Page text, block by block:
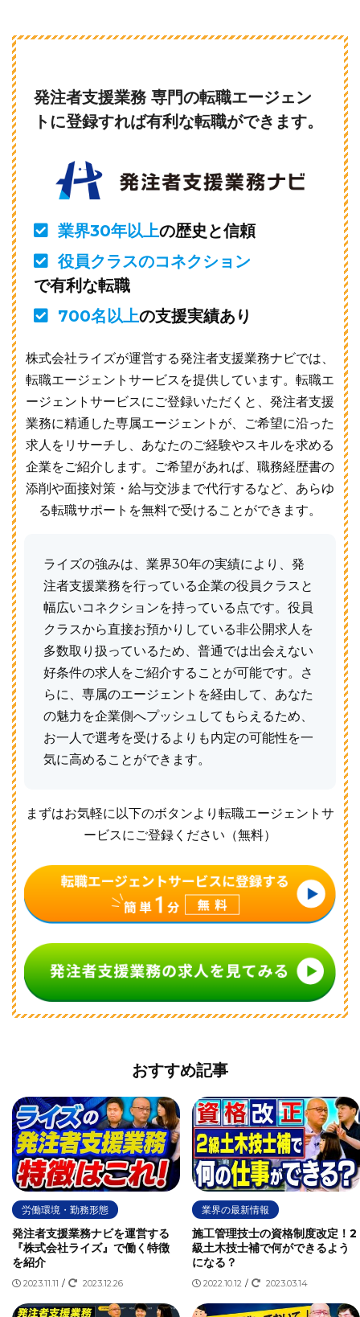
発注者支援業務 専門の転職エージェン
トに登録すれば有利な転職ができます。
業界30年以上の歴史と信頼
役員クラスのコネクション
で有利な転職
700名以上の支援実績あり
株式会社ライズが運営する発注者支援業務ナビでは、
転職エージェントサービスを提供しています。転職エ
ージェントサービスにご登録いただくと、発注者支援
業務に精通した専属エージェントが、ご希望に沿った
求人をリサーチし、あなたのご経験やスキルを求める
企業をご紹介します。ご希望があれば、職務経歴書の
添削や面接対策・給与交渉まで代行するなど、あらゆ
る転職サポートを無料で受けることができます。
ライズの強みは、業界30年の実績により、発
注者支援業務を行っている企業の役員クラスと
幅広いコネクションを持っている点です。役員
クラスから直接お預かりしている非公開求人を
多数取り扱っているため、普通では出会えない
好条件の求人をご紹介することが可能です。さ
らに、専属のエージェントを経由して、あなた
の魅力を企業側へプッシュしてもらえるため、
お一人で選考を受けるよりも内定の可能性を一
気に高めることができます。
まずはお気軽に以下のボタンより転職エージェントサ
ービスにご登録ください（無料）
おすすめ記事
労働環境・勤務形態
発注者支援業務ナビを運営する
『株式会社ライズ』で働く特徴
を紹介
2023.11.11 / 2023.12.26
業界の最新情報
施工管理技士の資格制度改定！2
級土木技士補で何ができるよう
になる？
2022.10.12 / 2023.03.14